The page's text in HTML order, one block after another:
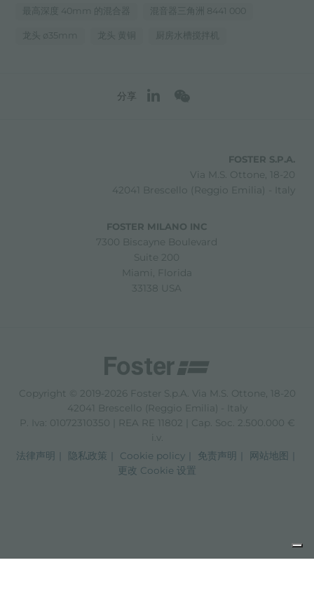
最高深度 40mm 的混合器 混音器三角洲 8441 000
龙头 ø35mm 龙头 黄铜 厨房水槽搅拌机
分享
FOSTER S.P.A.
Via M.S. Ottone, 18-20
42041 Brescello (Reggio Emilia) - Italy
FOSTER MILANO INC
7300 Biscayne Boulevard
Suite 200
Miami, Florida
33138 USA
Copyright © 2019-2026 Foster S.p.A. Via M.S. Ottone, 18-20
42041 Brescello (Reggio Emilia) - Italy
P. Iva: 01072310350 | REA RE 11802 | Cap. Soc. 2.500.000 €
i.v.
法律声明
隐私政策 Cookie policy 免责声明
网站地图
更改 Cookie 设置